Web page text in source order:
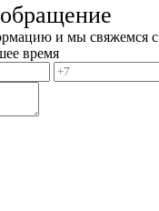
и мы свяжемся с
время